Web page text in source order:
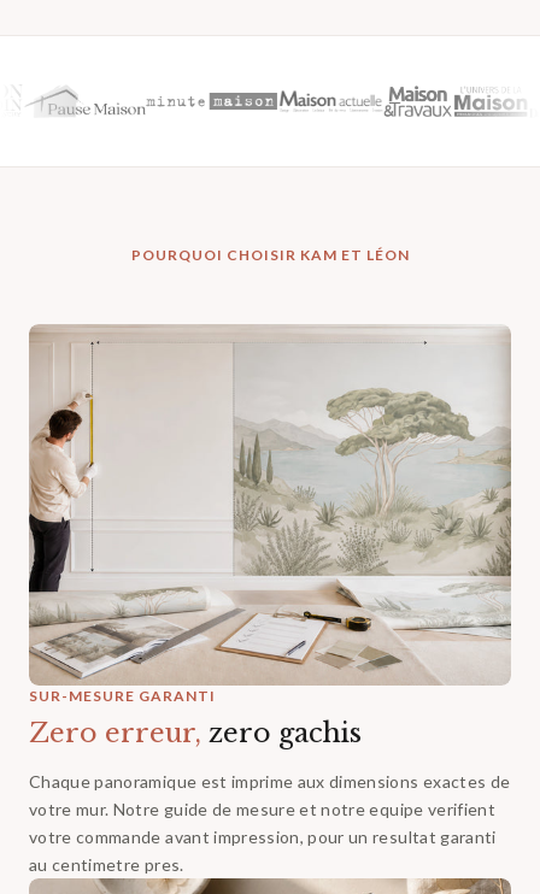
POURQUOI CHOISIR KAM ET LÉON
SUR-MESURE GARANTI
Zero erreur, zero gachis
Chaque panoramique est imprime aux dimensions exactes de
votre mur. Notre guide de mesure et notre equipe verifient
votre commande avant impression, pour un resultat garanti
au centimetre pres.